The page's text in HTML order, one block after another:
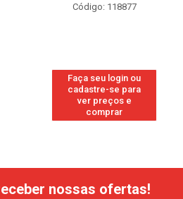
Código: 118877
Faça seu login ou
cadastre-se para
ver preços e
comprar
nossas ofertas!